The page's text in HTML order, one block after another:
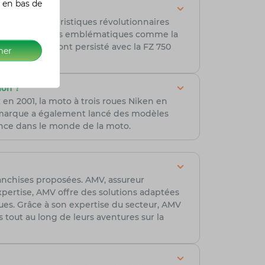
des caractéristiques révolutionnaires
des modèles emblématiques comme la
ont persisté avec la FZ 750
?
2001, la moto à trois roues Niken en
a également lancé des modèles
dans le monde de la moto.
proposées. AMV, assureur
AMV offre des solutions adaptées
Grâce à son expertise du secteur, AMV
au long de leurs aventures sur la
bas de